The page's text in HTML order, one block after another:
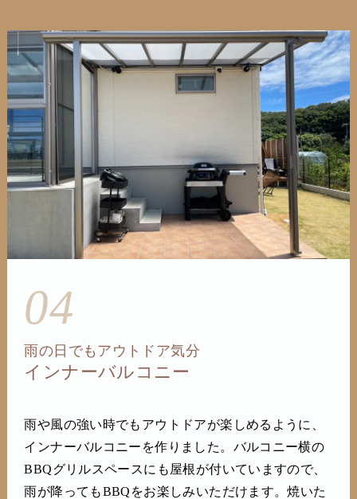
04
雨の日でもアウトドア気分
インナーバルコニー
雨や風の強い時でもアウトドアが楽しめるように、
インナーバルコニーを作りました。バルコニー横の
BBQグリルスペースにも屋根が付いていますので、
雨が降ってもBBQをお楽しみいただけます。焼いた